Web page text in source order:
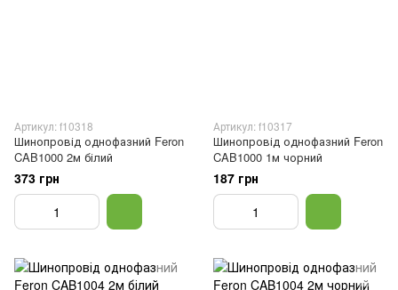
Артикул: f10318
Шинопровід однофазний Feron
CAB1000 2м білий
373 грн
Артикул: f10317
Шинопровід однофазний Feron
CAB1000 1м чорний
187 грн